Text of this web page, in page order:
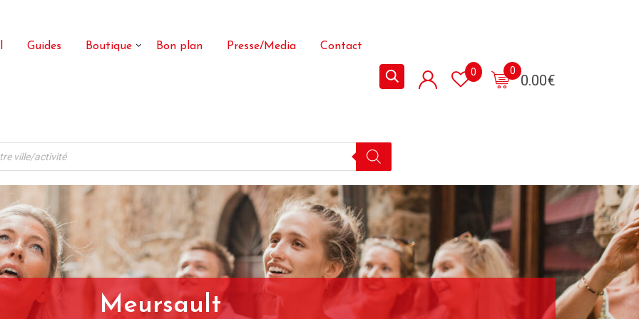
Guides Boutique Bon plan Presse/Media Contact
0.00€
0
0
Meursault